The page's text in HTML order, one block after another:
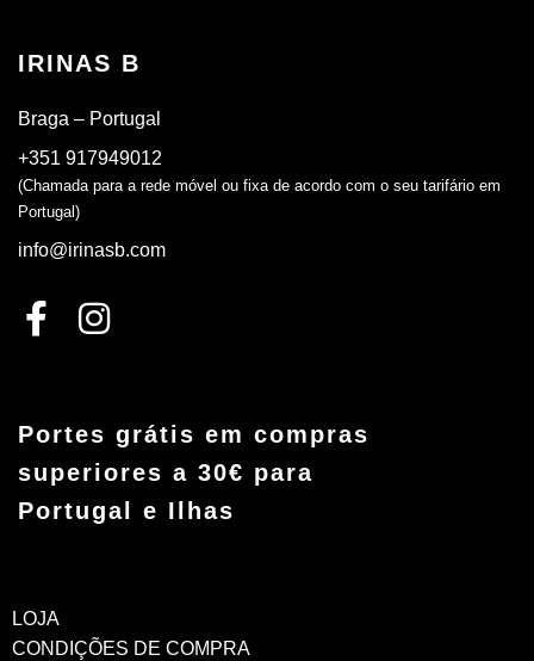
IRINAS B
Braga – Portugal
+351 917949012
(Chamada para a rede móvel ou fixa de acordo com o seu tarifário em
Portugal)
info@irinasb.com
Portes grátis em compras
superiores a 30€ para
Portugal e Ilhas
LOJA
CONDIÇÕES DE COMPRA